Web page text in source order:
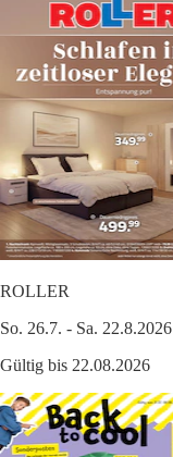
ROLLER
So. 26.7. - Sa. 22.8.2026
Gültig bis 22.08.2026